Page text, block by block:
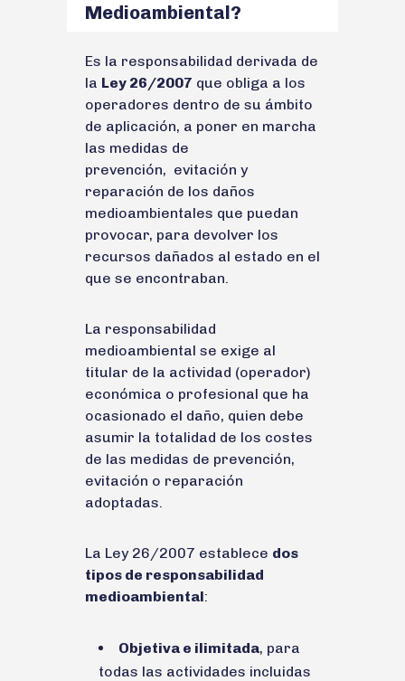
Medioambiental?
Es la responsabilidad derivada de
la Ley 26/2007 que obliga a los
operadores dentro de su ámbito
de aplicación, a poner en marcha
las medidas de
prevención, evitación y
reparación de los daños
medioambientales que puedan
provocar, para devolver los
recursos dañados al estado en el
que se encontraban.
La responsabilidad
medioambiental se exige al
titular de la actividad (operador)
económica o profesional que ha
ocasionado el daño, quien debe
asumir la totalidad de los costes
de las medidas de prevención,
evitación o reparación
adoptadas.
La Ley 26/2007 establece dos
tipos de responsabilidad
medioambiental:
Objetiva e ilimitada, para
todas las actividades incluidas